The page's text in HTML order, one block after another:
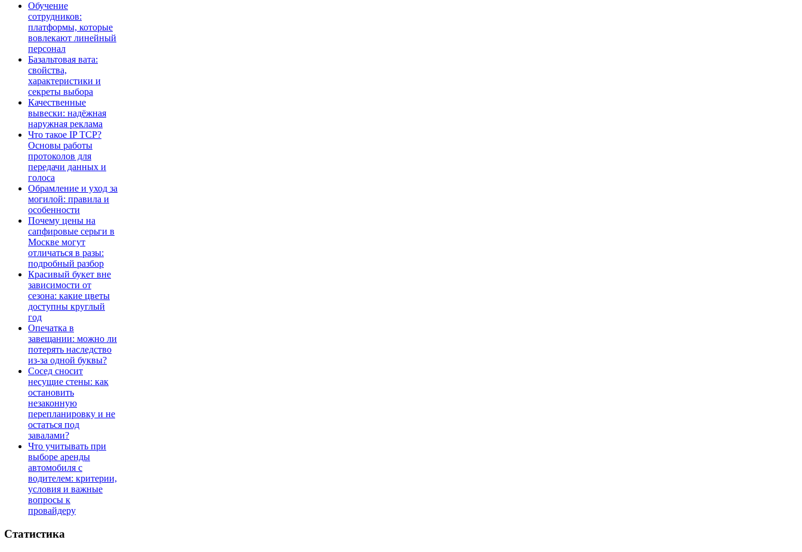
Обучение
сотрудников:
платформы, которые
вовлекают линейный
персонал
Базальтовая вата:
свойства,
характеристики и
секреты выбора
Качественные
вывески: надёжная
наружная реклама
Что такое IP TCP?
Основы работы
протоколов для
передачи данных и
голоса
Обрамление и уход за
могилой: правила и
особенности
Почему цены на
сапфировые серьги в
Москве могут
отличаться в разы:
подробный разбор
Красивый букет вне
зависимости от
сезона: какие цветы
доступны круглый
год
Опечатка в
завещании: можно ли
потерять наследство
из-за одной буквы?
Сосед сносит
несущие стены: как
остановить
незаконную
перепланировку и не
остаться под
завалами?
Что учитывать при
выборе аренды
автомобиля с
водителем: критерии,
условия и важные
вопросы к
провайдеру
Статистика